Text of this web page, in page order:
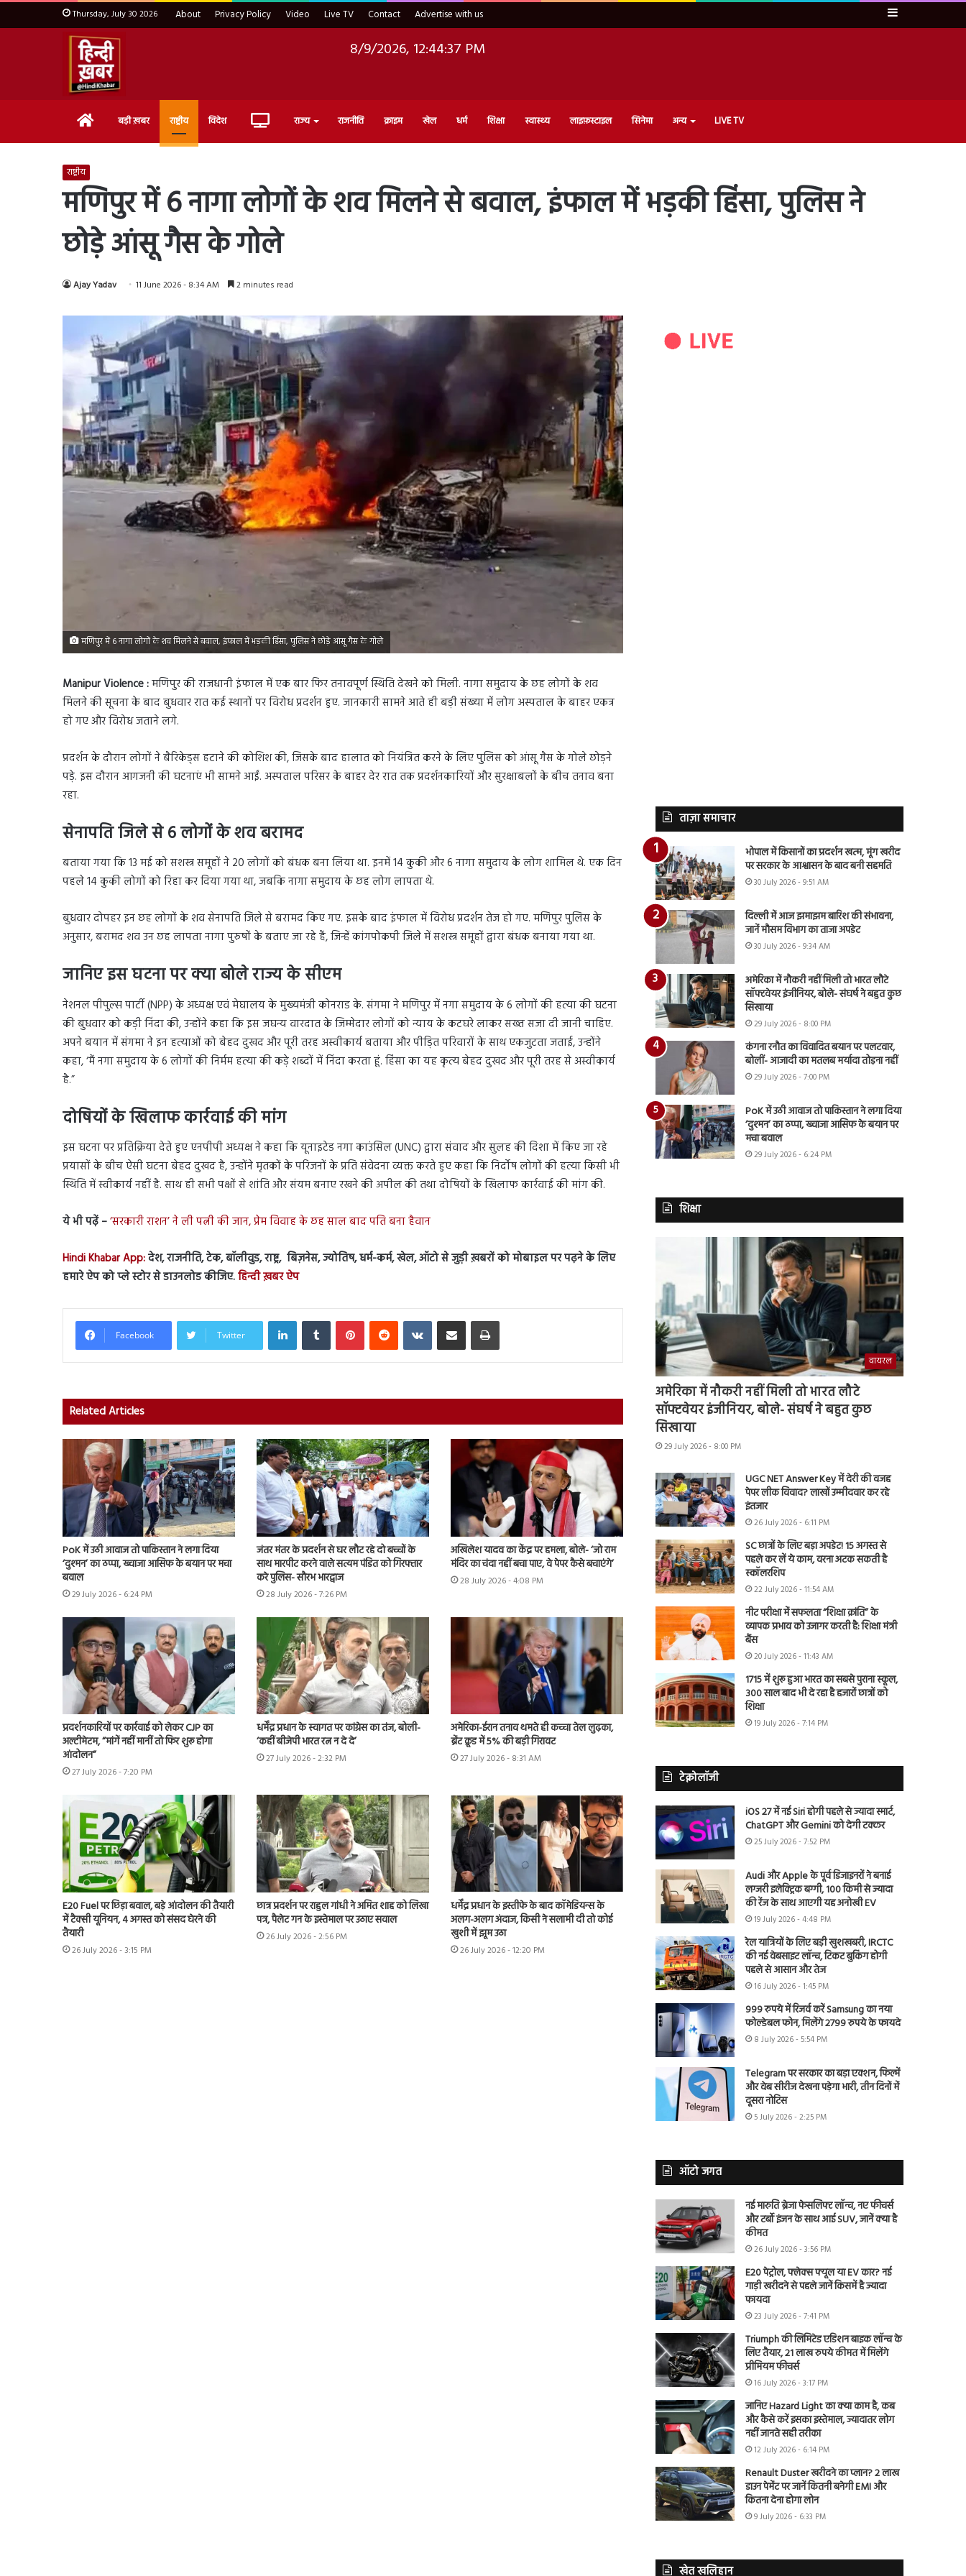
Thursday, July 30 2026 About Privacy Policy Video Live TV Contact Advertise with us Sidebar
8/9/2026, 12:44:38 PM
Home बड़ी ख़बर राष्ट्रीय विदेश Live राज्य राजनीति क्राइम खेल धर्म शिक्षा स्वास्थ्य लाइफ़स्टाइल सिनेमा अन्य LIVE TV
राष्ट्रीय
मणिपुर में 6 नागा लोगों के शव मिलने से बवाल, इंफाल में भड़की हिंसा, पुलिस ने
छोड़े आंसू गैस के गोले
Ajay Yadav 11 June 2026 - 8:34 AM 2 minutes read
मणिपुर में 6 नागा लोगों के शव मिलने से बवाल, इंफाल में भड़की हिंसा, पुलिस ने छोड़े आंसू गैस के गोले
Manipur Violence :मणिपुर की राजधानी इंफाल में एक बार फिर तनावपूर्ण स्थिति देखने को मिली. नागा समुदाय के छह लोगों के शव
मिलने की सूचना के बाद बुधवार रात कई स्थानों पर विरोध प्रदर्शन हुए. जानकारी सामने आते ही बड़ी संख्या में लोग अस्पताल के बाहर एकत्र
हो गए और विरोध जताने लगे.
प्रदर्शन के दौरान लोगों ने बैरिकेड्स हटाने की कोशिश की, जिसके बाद हालात को नियंत्रित करने के लिए पुलिस को आंसू गैस के गोले छोड़ने
पड़े. इस दौरान आगजनी की घटनाएं भी सामने आईं. अस्पताल परिसर के बाहर देर रात तक प्रदर्शनकारियों और सुरक्षाबलों के बीच तनाव बना
रहा.
सेनापति जिले से 6 लोगों के शव बरामद
बताया गया कि 13 मई को सशस्त्र समूहों ने 20 लोगों को बंधक बना लिया था. इनमें 14 कुकी और 6 नागा समुदाय के लोग शामिल थे. एक दिन
पहले 14 कुकी लोगों को रिहा कर दिया गया था, जबकि नागा समुदाय के छह लोग लापता थे.
बुधवार दोपहर इन छह लोगों के शव सेनापति जिले से बरामद किए गए. इसके बाद इंफाल में विरोध प्रदर्शन तेज हो गए. मणिपुर पुलिस के
अनुसार, बरामद शव उन छह लापता नागा पुरुषों के बताए जा रहे हैं, जिन्हें कांगपोकपी जिले में सशस्त्र समूहों द्वारा बंधक बनाया गया था.
जानिए इस घटना पर क्या बोले राज्य के सीएम
नेशनल पीपुल्स पार्टी (NPP) के अध्यक्ष एवं मेघालय के मुख्यमंत्री कोनराड के. संगमा ने मणिपुर में नगा समुदाय के 6 लोगों की हत्या की घटना
की बुधवार को कड़ी निंदा की, उन्होंने कहा कि इस जघन्य वारदात के जिम्मेदार लोगों को न्याय के कटघरे लाकर सख्त सजा दी जानी चाहिए.
अपने बयान में संगमा ने इन हत्याओं को बेहद दुखद और पूरी तरह अस्वीकार्य बताया और पीड़ित परिवारों के साथ एकजुटता जताई, उन्होंने
कहा, ‘मैं नगा समुदाय के 6 लोगों की निर्मम हत्या की कड़े शब्दों में निंदा करता हूं. हिंसा का यह कृत्य बेहद दुखद और पूरी तरह से अस्वीकार्य
है.”
दोषियों के खिलाफ कार्रवाई की मांग
इस घटना पर प्रतिक्रिया देते हुए एनपीपी अध्यक्ष ने कहा कि यूनाइटेड नगा काउंसिल (UNC) द्वारा संवाद और सुलह की दिशा में किए जा रहे
प्रयासों के बीच ऐसी घटना बेहद दुखद है, उन्होंने मृतकों के परिजनों के प्रति संवेदना व्यक्त करते हुए कहा कि निर्दोष लोगों की हत्या किसी भी
स्थिति में स्वीकार्य नहीं है. साथ ही सभी पक्षों से शांति और संयम बनाए रखने की अपील की तथा दोषियों के खिलाफ कार्रवाई की मांग की.
ये भी पढ़ें –‘सरकारी राशन’ ने ली पत्नी की जान, प्रेम विवाह के छह साल बाद पति बना हैवान
Hindi Khabar App:देश, राजनीति, टेक, बॉलीवुड, राष्ट्र, बिज़नेस, ज्योतिष, धर्म-कर्म, खेल, ऑटो से जुड़ी ख़बरों को मोबाइल पर पढ़ने के लिए
हमारे ऐप को प्ले स्टोर से डाउनलोड कीजिए.हिन्दी ख़बर ऐप
Facebook Twitter
LinkedInTumblr PinterestReddit VKontakteShare via Email Print
Related Articles
PoK में उठी आवाज तो पाकिस्तान ने लगा दिया
‘दुश्मन’ का ठप्पा, ख्वाजा आसिफ के बयान पर मचा
बवाल
29 July 2026 - 6:24 PM
जंतर मंतर के प्रदर्शन से घर लौट रहे दो बच्चों के
साथ मारपीट करने वाले सत्यम पंडित को गिरफ्तार
करे पुलिस- सौरभ भारद्वाज
28 July 2026 - 7:26 PM
अखिलेश यादव का केंद्र पर हमला, बोले- ‘जो राम
मंदिर का चंदा नहीं बचा पाए, वे पेपर कैसे बचाएंगे’
28 July 2026 - 4:08 PM
प्रदर्शनकारियों पर कार्रवाई को लेकर CJP का
अल्टीमेटम, “मांगें नहीं मानीं तो फिर शुरू होगा
आंदोलन”
27 July 2026 - 7:20 PM
धर्मेंद्र प्रधान के स्वागत पर कांग्रेस का तंज, बोली-
‘कहीं बीजेपी भारत रत्न न दे दे’
27 July 2026 - 2:32 PM
अमेरिका-ईरान तनाव थमते ही कच्चा तेल लुढ़का,
ब्रेंट क्रूड में 5% की बड़ी गिरावट
27 July 2026 - 8:31 AM
E20 Fuel पर छिड़ा बवाल, बड़े आंदोलन की तैयारी
में टैक्सी यूनियन, 4 अगस्त को संसद घेरने की
तैयारी
26 July 2026 - 3:15 PM
छात्र प्रदर्शन पर राहुल गांधी ने अमित शाह को लिखा
पत्र, पैलेट गन के इस्तेमाल पर उठाए सवाल
26 July 2026 - 2:56 PM
धर्मेंद्र प्रधान के इस्तीफे के बाद कॉमेडियन्स के
अलग-अलग अंदाज, किसी ने सलामी दी तो कोई
खुशी में झूम उठा
26 July 2026 - 12:20 PM
ताज़ा समाचार
भोपाल में किसानों का प्रदर्शन खत्म, मूंग खरीद
पर सरकार के आश्वासन के बाद बनी सहमति
30 July 2026 - 9:51 AM
दिल्ली में आज झमाझम बारिश की संभावना,
जानें मौसम विभाग का ताजा अपडेट
30 July 2026 - 9:34 AM
अमेरिका में नौकरी नहीं मिली तो भारत लौटे
सॉफ्टवेयर इंजीनियर, बोले- संघर्ष ने बहुत कुछ
सिखाया
29 July 2026 - 8:00 PM
कंगना रनौत का विवादित बयान पर पलटवार,
बोलीं- आजादी का मतलब मर्यादा तोड़ना नहीं
29 July 2026 - 7:00 PM
PoK में उठी आवाज तो पाकिस्तान ने लगा दिया
‘दुश्मन’ का ठप्पा, ख्वाजा आसिफ के बयान पर
मचा बवाल
29 July 2026 - 6:24 PM
शिक्षा
वायरल
अमेरिका में नौकरी नहीं मिली तो भारत लौटे
सॉफ्टवेयर इंजीनियर, बोले- संघर्ष ने बहुत कुछ
सिखाया
29 July 2026 - 8:00 PM
UGC NET Answer Key में देरी की वजह
पेपर लीक विवाद? लाखों उम्मीदवार कर रहे
इंतजार
26 July 2026 - 6:11 PM
SC छात्रों के लिए बड़ा अपडेट! 15 अगस्त से
पहले कर लें ये काम, वरना अटक सकती है
स्कॉलरशिप
22 July 2026 - 11:54 AM
नीट परीक्षा में सफलता “शिक्षा क्रांति” के
व्यापक प्रभाव को उजागर करती है: शिक्षा मंत्री
बैंस
20 July 2026 - 11:43 AM
1715 में शुरू हुआ भारत का सबसे पुराना स्कूल,
300 साल बाद भी दे रहा है हजारों छात्रों को
शिक्षा
19 July 2026 - 7:14 PM
टेक्नोलॉजी
iOS 27 में नई Siri होगी पहले से ज्यादा स्मार्ट,
ChatGPT और Gemini को देगी टक्कर
25 July 2026 - 7:52 PM
Audi और Apple के पूर्व डिजाइनरों ने बनाई
लग्जरी इलेक्ट्रिक बग्गी, 100 किमी से ज्यादा
की रेंज के साथ आएगी यह अनोखी EV
19 July 2026 - 4:48 PM
रेल यात्रियों के लिए बड़ी खुशखबरी, IRCTC
की नई वेबसाइट लॉन्च, टिकट बुकिंग होगी
पहले से आसान और तेज
16 July 2026 - 1:45 PM
999 रुपये में रिजर्व करें Samsung का नया
फोल्डेबल फोन, मिलेंगे 2799 रुपये के फायदे
8 July 2026 - 5:54 PM
Telegram पर सरकार का बड़ा एक्शन, फिल्में
और वेब सीरीज देखना पड़ेगा भारी, तीन दिनों में
दूसरा नोटिस
5 July 2026 - 2:25 PM
ऑटो जगत
नई मारुति ब्रेजा फेसलिफ्ट लॉन्च, नए फीचर्स
और टर्बो इंजन के साथ आई SUV, जानें क्या है
कीमत
26 July 2026 - 3:56 PM
E20 पेट्रोल, फ्लेक्स फ्यूल या EV कार? नई
गाड़ी खरीदने से पहले जानें किसमें है ज्यादा
फायदा
23 July 2026 - 7:41 PM
Triumph की लिमिटेड एडिशन बाइक लॉन्च के
लिए तैयार, 21 लाख रुपये कीमत में मिलेंगे
प्रीमियम फीचर्स
16 July 2026 - 3:17 PM
जानिए Hazard Light का क्या काम है, कब
और कैसे करें इसका इस्तेमाल, ज्यादातर लोग
नहीं जानते सही तरीका
12 July 2026 - 6:14 PM
Renault Duster खरीदने का प्लान? 2 लाख
डाउन पेमेंट पर जानें कितनी बनेगी EMI और
कितना देना होगा लोन
9 July 2026 - 6:33 PM
खेत खलिहान